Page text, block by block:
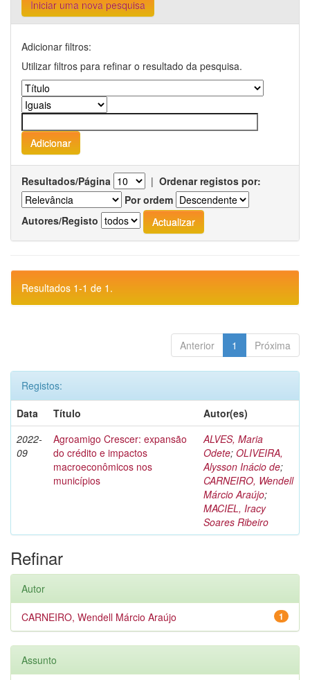
Iniciar uma nova pesquisa
Adicionar filtros:
Utilizar filtros para refinar o resultado da pesquisa.
Resultados/Página | Ordenar registos por:
Por ordem
Autores/Registo
Resultados 1-1 de 1.
Anterior 1 Próxima
Registos:
Data
Título
Autor(es)
2022-
09
Agroamigo Crescer: expansão
do crédito e impactos
macroeconômicos nos
municípios
ALVES, Maria
Odete; OLIVEIRA,
Alysson Inácio de;
CARNEIRO, Wendell
Márcio Araújo;
MACIEL, Iracy
Soares Ribeiro
Refinar
Autor
1
CARNEIRO, Wendell Márcio Araújo
Assunto